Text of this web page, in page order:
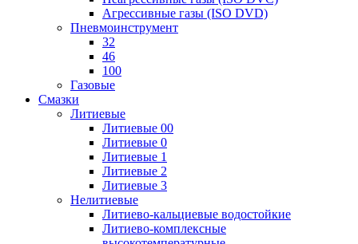
Агрессивные газы (ISO DVD)
Пневмоинструмент
32
46
100
Газовые
Смазки
Литиевые
Литиевые 00
Литиевые 0
Литиевые 1
Литиевые 2
Литиевые 3
Нелитиевые
Литиево-кальциевые водостойкие
Литиево-комплексные